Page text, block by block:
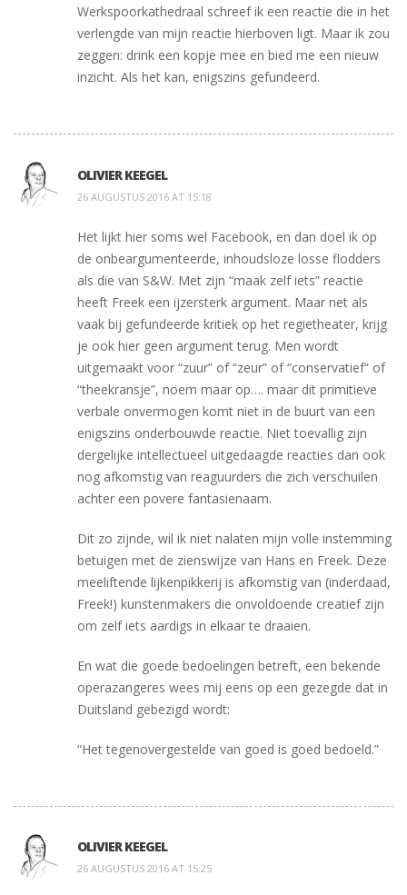
Werkspoorkathedraal schreef ik een reactie die in het
verlengde van mijn reactie hierboven ligt. Maar ik zou
zeggen: drink een kopje mee en bied me een nieuw
inzicht. Als het kan, enigszins gefundeerd.
OLIVIER KEEGEL
26 AUGUSTUS 2016 AT 15:18
Het lijkt hier soms wel Facebook, en dan doel ik op
de onbeargumenteerde, inhoudsloze losse flodders
als die van S&W. Met zijn “maak zelf iets” reactie
heeft Freek een ijzersterk argument. Maar net als
vaak bij gefundeerde kritiek op het regietheater, krijg
je ook hier geen argument terug. Men wordt
uitgemaakt voor “zuur” of “zeur” of “conservatief” of
“theekransje”, noem maar op…. maar dit primitieve
verbale onvermogen komt niet in de buurt van een
enigszins onderbouwde reactie. Niet toevallig zijn
dergelijke intellectueel uitgedaagde reacties dan ook
nog afkomstig van reaguurders die zich verschuilen
achter een povere fantasienaam.
Dit zo zijnde, wil ik niet nalaten mijn volle instemming
betuigen met de zienswijze van Hans en Freek. Deze
meeliftende lijkenpikkerij is afkomstig van (inderdaad,
Freek!) kunstenmakers die onvoldoende creatief zijn
om zelf iets aardigs in elkaar te draaien.
En wat die goede bedoelingen betreft, een bekende
operazangeres wees mij eens op een gezegde dat in
Duitsland gebezigd wordt:
“Het tegenovergestelde van goed is goed bedoeld.”
OLIVIER KEEGEL
26 AUGUSTUS 2016 AT 15:25